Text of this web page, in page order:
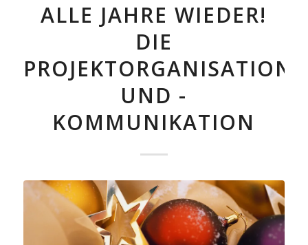
ALLE JAHRE WIEDER!
DIE
PROJEKTORGANISATION
UND -
KOMMUNIKATION